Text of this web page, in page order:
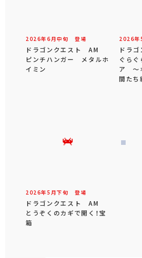
2026年6 月中旬 登場
ドラゴンクエスト AM
ピンチハンガー メタルホ
イミン
2026年
ドラ
ぐらぐ
ア ～
間たち
2026年5 月下旬 登場
ドラゴンクエスト AM
とうぞくのカギで開く！宝
箱